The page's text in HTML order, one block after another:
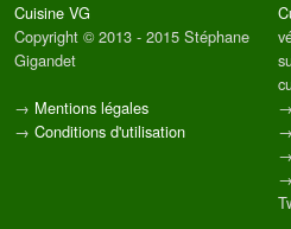
Cuisine VG
Copyright © 2013 - 2015 Stéphane
Gigandet
→ Mentions légales
→ Conditions d'utilisation
→
→
→
→